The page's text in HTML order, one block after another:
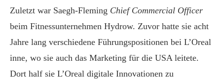
Zuletzt war Saegh-Fleming Chief Commercial Officer
beim Fitnessunternehmen Hydrow. Zuvor hatte sie acht
Jahre lang verschiedene Führungspositionen bei L’Oreal
inne, wo sie auch das Marketing für die USA leitete.
Dort half sie L’Oreal digitale Innovationen zu